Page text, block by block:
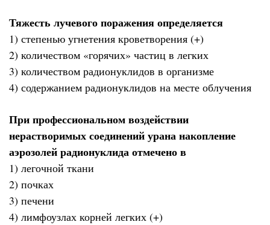
Тяжесть лучевого поражения определяется
1) степенью угнетения кроветворения (+)
2) количеством «горячих» частиц в легких
3) количеством радионуклидов в организме
4) содержанием радионуклидов на месте облучения
При профессиональном воздействии
нерастворимых соединений урана накопление
аэрозолей радионуклида отмечено в
1) легочной ткани
2) почках
3) печени
4) лимфоузлах корней легких (+)